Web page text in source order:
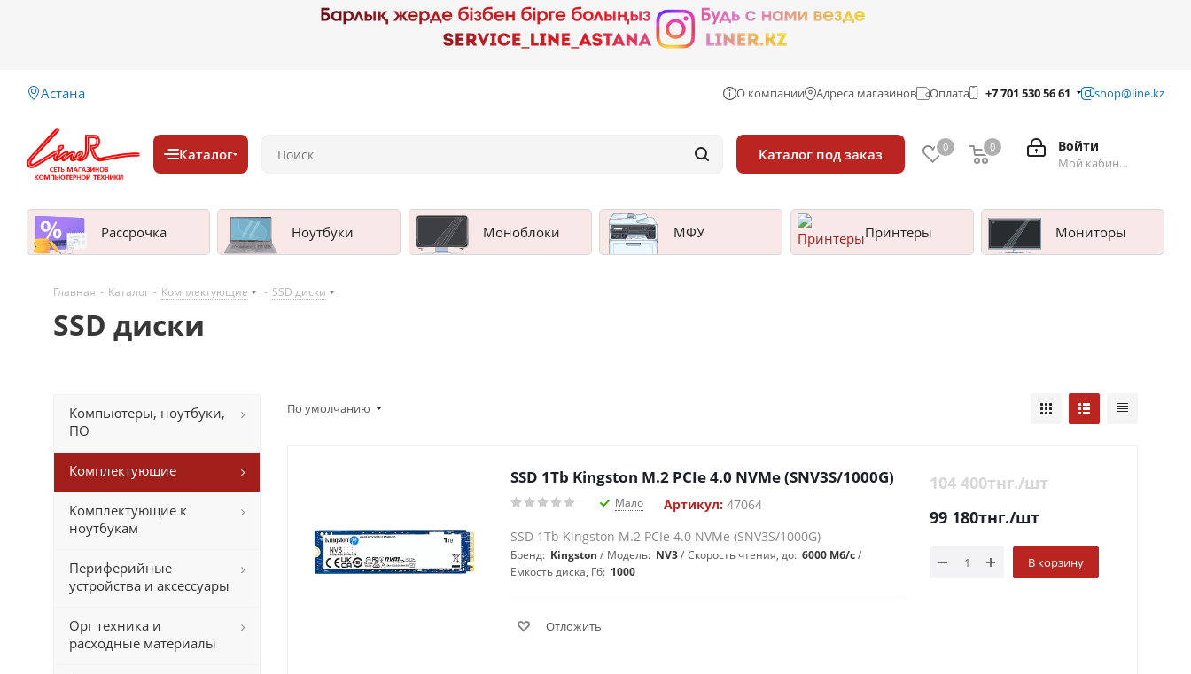
Астана О компании Адреса магазинов Оплата +7 701 530 56 61 shop@line.kz
Каталог Каталог под заказ Войти
Мой кабинет
0 0
Рассрочка Ноутбуки Моноблоки МФУ Принтеры Мониторы
Главная - Каталог - Комплектующие - SSD диски
SSD диски
По умолчанию
SSD 1Tb Kingston M.2 PCIe 4.0 NVMe (SNV3S/1000G)
Мало Артикул: 47064
SSD 1Tb Kingston M.2 PCIe 4.0 NVMe (SNV3S/1000G)
Бренд: Kingston Модель: NV3 Скорость чтения, до: 6000 Мб/с
Емкость диска, Гб: 1000
Отложить
104 400тнг./шт
99 180тнг./шт
В корзину
Компьютеры, ноутбуки,
ПО
Комплектующие
Комплектующие к
ноутбукам
Периферийные
устройства и аксессуары
Орг техника и
расходные материалы